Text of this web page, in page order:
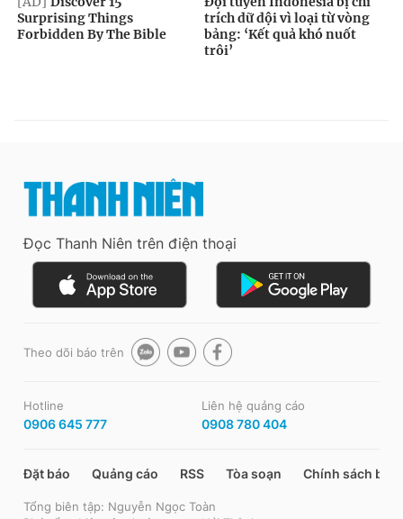
Đọc Thanh Niên trên điện thoại
Theo dõi báo trên
Hotline
0906 645 777
Liên hệ quảng cáo
0908 780 404
Đặt báo Quảng cáo RSS Tòa soạn Chính sách bảo
Tổng biên tập: Nguyễn Ngọc Toàn